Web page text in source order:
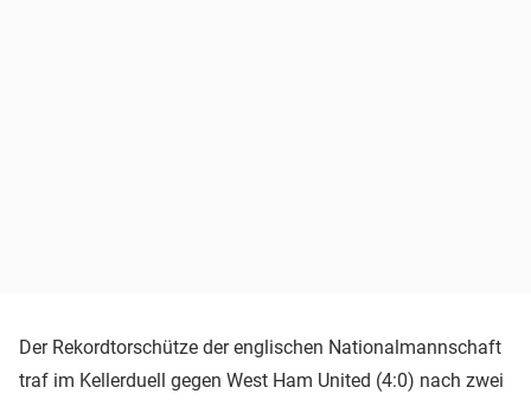
Der Rekordtorschütze der englischen Nationalmannschaft
traf im Kellerduell gegen West Ham United (4:0) nach zwei